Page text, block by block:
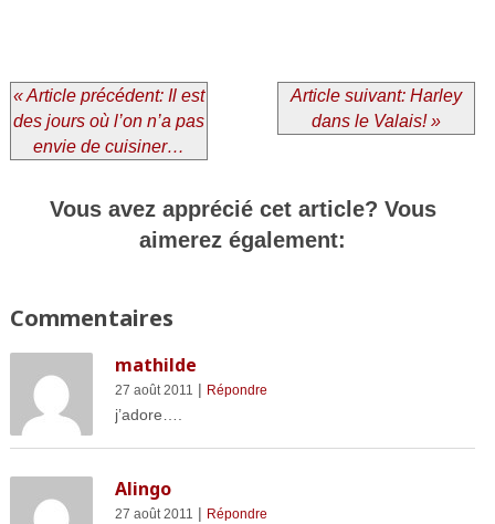
« Article précédent: Il est
des jours où l’on n’a pas
envie de cuisiner…
Article suivant: Harley
dans le Valais! »
Vous avez apprécié cet article? Vous
aimerez également:
Commentaires
mathilde
27 août 2011 | Répondre
j’adore….
Alingo
27 août 2011 | Répondre